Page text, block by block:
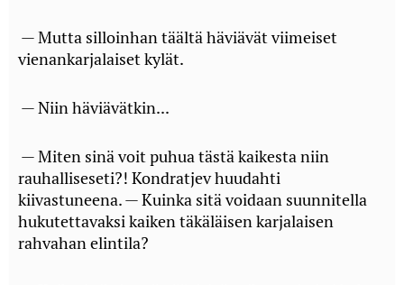
— Mutta silloinhan täältä häviävät viimeiset
vienankarjalaiset kylät.
— Niin häviävätkin...
— Miten sinä voit puhua tästä kaikesta niin
rauhalliseseti?! Kondratjev huudahti
kiivastuneena. — Kuinka sitä voidaan suunnitella
hukutettavaksi kaiken täkäläisen karjalaisen
rahvahan elintila?